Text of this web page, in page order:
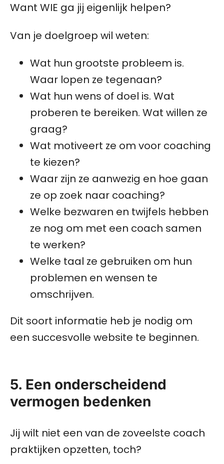
Want WIE ga jij eigenlijk helpen?
Van je doelgroep wil weten:
Wat hun grootste probleem is.
Waar lopen ze tegenaan?
Wat hun wens of doel is. Wat
proberen te bereiken. Wat willen ze
graag?
Wat motiveert ze om voor coaching
te kiezen?
Waar zijn ze aanwezig en hoe gaan
ze op zoek naar coaching?
Welke bezwaren en twijfels hebben
ze nog om met een coach samen
te werken?
Welke taal ze gebruiken om hun
problemen en wensen te
omschrijven.
Dit soort informatie heb je nodig om
een succesvolle website te beginnen.
5. Een onderscheidend
vermogen bedenken
Jij wilt niet een van de zoveelste coach
praktijken opzetten, toch?